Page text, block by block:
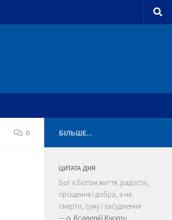
0 БІЛЬШЕ...
ЦИТАТА ДНЯ
Бог є Богом життя, радости,
прощення і добра, а не
смерти, суму і засудження
—о. Ксаверій Кнотц.